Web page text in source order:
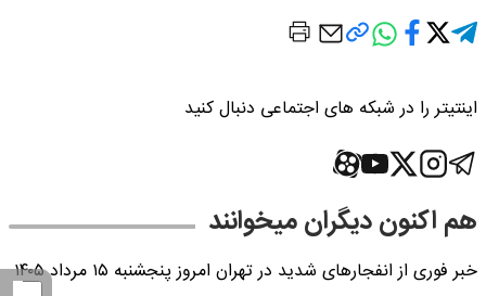
اینتیتر را در شبکه های اجتماعی دنبال کنید
هم اکنون دیگران میخوانند
خبر فوری از انفجارهای شدید در تهران امروز پنجشنبه ۱۵ مرداد ۱۴۰۵